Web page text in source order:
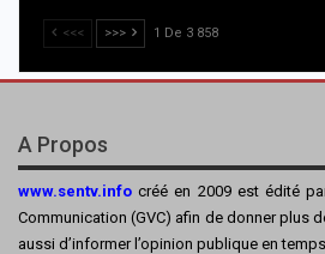
<<< >>> 1 De 3 858
A Propos
www.sentv.info créé en 2009 est édité
Communication (GVC) afin de donner plus
aussi d’informer l’opinion publique en temps